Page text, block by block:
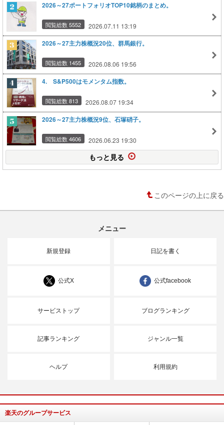
2026～27ポートフォリオTOP10銘柄のまとめ。
閲覧総数 5552 2026.07.11 13:19
2026～27主力株概況20位、群馬銀行。
閲覧総数 1455 2026.08.06 19:56
4. S&P500はモメンタム指数。
閲覧総数 813 2026.08.07 19:34
2026～27主力株概況9位、石塚硝子。
閲覧総数 4606 2026.06.23 19:30
もっと見る
このページの上に戻る
メニュー
新規登録 日記を書く
公式X 公式facebook
サービストップ ブログランキング
記事ランキング ジャンル一覧
ヘルプ 利用規約
楽天のグループサービス